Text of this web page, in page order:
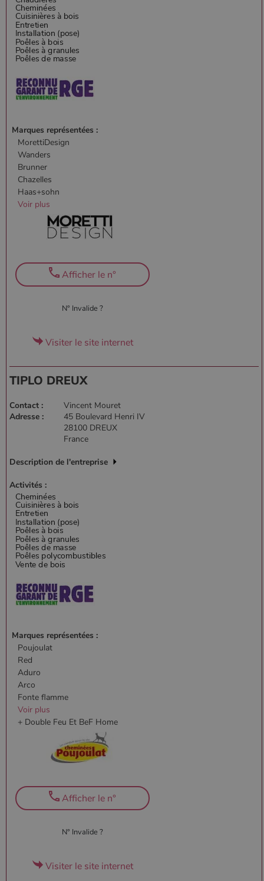
Marques représentées :
MorettiDesign
Wanders
Brunner
Chazelles
Haas+sohn
Voir plus
N° Invalide ?
Afficher le n°
Visiter le site internet
TIPLO DREUX
Contact :
Vincent Mouret
Adresse :
45 Boulevard Henri IV
28100 DREUX
France
Description de l'entreprise
Activités :
Marques représentées :
Poujoulat
Red
Aduro
Arco
Fonte flamme
Voir plus
+ Double Feu Et BeF Home
N° Invalide ?
Afficher le n°
Visiter le site internet